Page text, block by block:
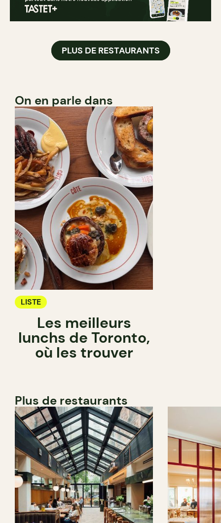
PLUS DE RESTAURANTS
On en parle dans
LISTE
Les meilleurs
lunchs de Toronto,
où les trouver
Plus de restaurants